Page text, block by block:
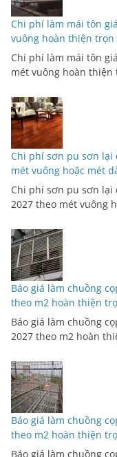
Chi phí làm mái tôn
vuông hoàn thiện trọn
Chi phí làm mái tôn
mét vuông hoàn thiện
Chi phí sơn pu sơn lại
mét vuông hoặc mét
Chi phí sơn pu sơn lại
2027 theo mét vuông
Báo giá làm chuồng
theo m2 hoàn thiện
Báo giá làm chuồng
2027 theo m2 hoàn
Báo giá làm chuồng
theo m2 hoàn thiện
Báo giá làm chuồng